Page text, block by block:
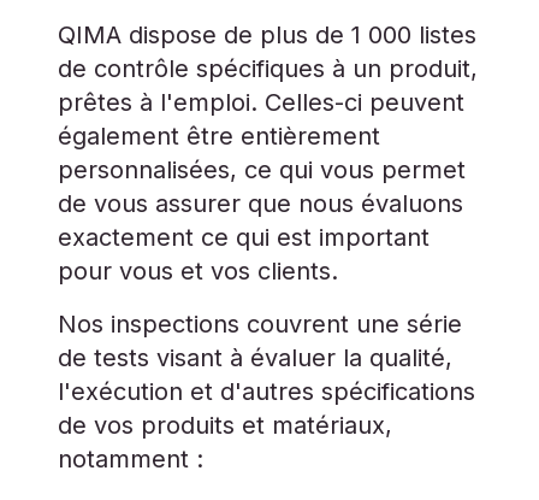
QIMA dispose de plus de 1 000 listes
de contrôle spécifiques à un produit,
prêtes à l'emploi. Celles-ci peuvent
également être entièrement
personnalisées, ce qui vous permet
de vous assurer que nous évaluons
exactement ce qui est important
pour vous et vos clients.
Nos inspections couvrent une série
de tests visant à évaluer la qualité,
l'exécution et d'autres spécifications
de vos produits et matériaux,
notamment :